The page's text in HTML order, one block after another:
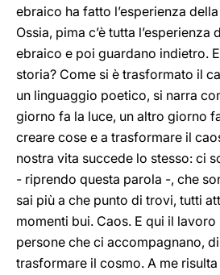
ebraico ha fatto l’esperienza
Ossia, pima c’è tutta
ebraico e poi guardano indietro.
storia? Come si è trasformato il
un linguaggio poetico, si narra
giorno fa la luce, un altro giorno
creare cose e a trasformare il
nostra vita succede lo stesso: ci
- riprendo questa parola -, che
sai più a che punto di trovi, tutti
momenti bui. Caos. E qui il
persone che ci accompagnano,
trasformare il cosmo. A me